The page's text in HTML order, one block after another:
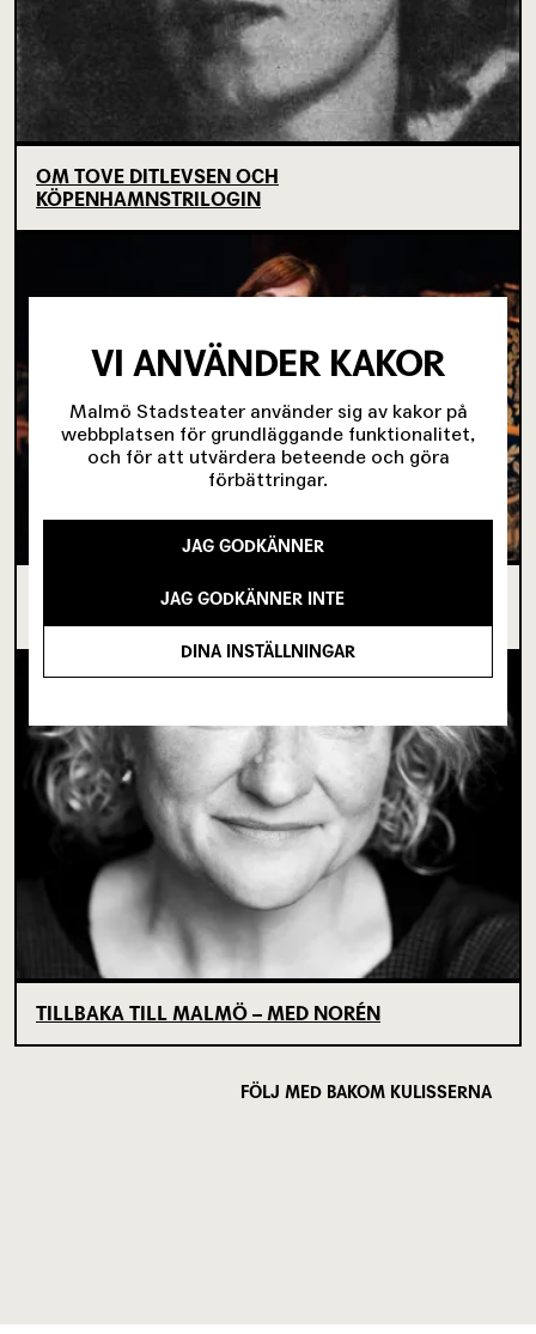
OM TOVE DITLEVSEN OCH
KÖPENHAMNSTRILOGIN
I SPRICKAN MELLAN DET SOM VARIT OCH DET
TILLBAKA TILL MALMÖ – MED NORÉN
FÖLJ MED BAKOM KULISSERNA
VI ANVÄNDER KAKOR
Malmö Stadsteater använder sig av kakor på
webbplatsen för grundläggande funktionalitet,
och för att utvärdera beteende och göra
förbättringar.
JAG GODKÄNNER
JAG GODKÄNNER INTE
DINA INSTÄLLNINGAR